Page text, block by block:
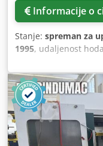
Informacije o
Stanje: spreman za
1995, udaljenost
HEIDENHAIN,
okret/min, snaga